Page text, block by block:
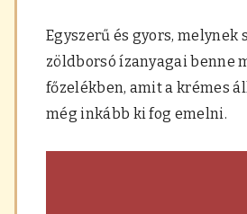
Egyszerű és gyors, melynek
zöldborsó ízanyagai benne
főzelékben, amit a krémes
még inkább ki fog emelni.